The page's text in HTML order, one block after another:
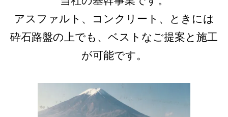
アスファルト、コンクリート、ときには
砕石路盤の上でも、ベストなご提案と施工
が可能です。